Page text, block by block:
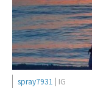
spray7931 | IG